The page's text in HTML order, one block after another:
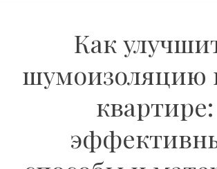
Как
шумоизоляцию
квартире: